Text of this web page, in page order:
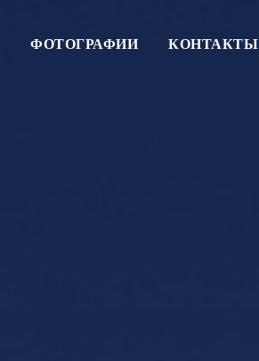
ФОТОГРАФИИ КОНТАКТЫ